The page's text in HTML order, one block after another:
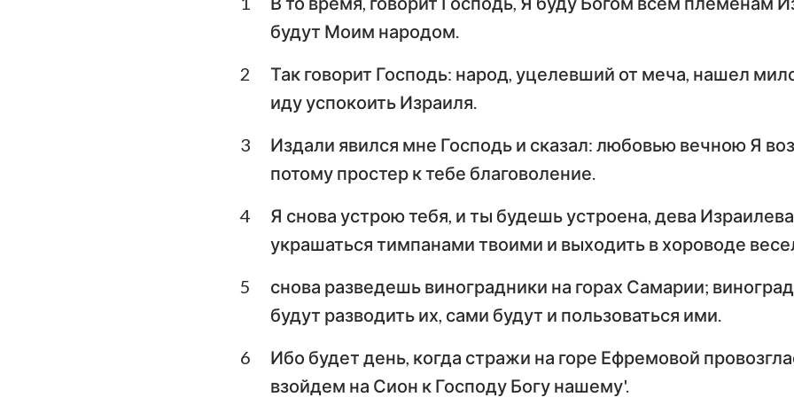
Второзаконие Иисус Навин
Книга Судей Руфь
1-я Царств
3-я Царств 4-я Царств
Псалтирь Притчи
Екклесиаст Песни Песней
Первое послание к
Послание к Галатам
Филиппийцам
Первое послание к
Первое послание к
36
37 38 39 40 41
будут Моим народом.
2
Так говорит Господь: народ, уцелевший от меча, нашел
иду успокоить Израиля.
3
Издали явился мне Господь и сказал: любовью вечною Я
потому простер к тебе благоволение.
4
Я снова устрою тебя, и ты будешь устроена, дева
украшаться тимпанами твоими и выходить в хороводе
5
снова разведешь виноградники на горах Самарии;
будут разводить их, сами будут и пользоваться ими.
6
Ибо будет день, когда стражи на горе Ефремовой
взойдем на Сион к Господу Богу нашему'.